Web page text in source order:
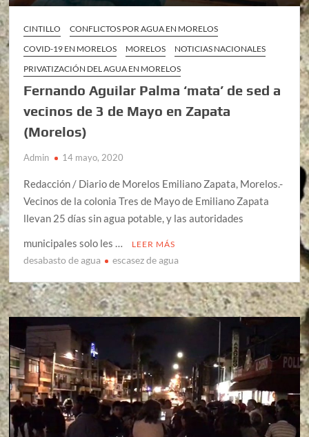
CINTILLO
CONFLICTOS POR AGUA EN MORELOS
COVID-19 EN MORELOS
MORELOS
NOTICIAS NACIONALES
PRIVATIZACIÓN DEL AGUA EN MORELOS
Fernando Aguilar Palma ‘mata’ de sed a
vecinos de 3 de Mayo en Zapata
(Morelos)
Admin 14 mayo, 2020
Redacción / Diario de Morelos Emiliano Zapata, Morelos.-
Vecinos de la colonia Tres de Mayo de Emiliano Zapata
llevan 25 días sin agua potable, y las autoridades
municipales solo les …
LEER MÁS
desabasto de agua escasez de agua